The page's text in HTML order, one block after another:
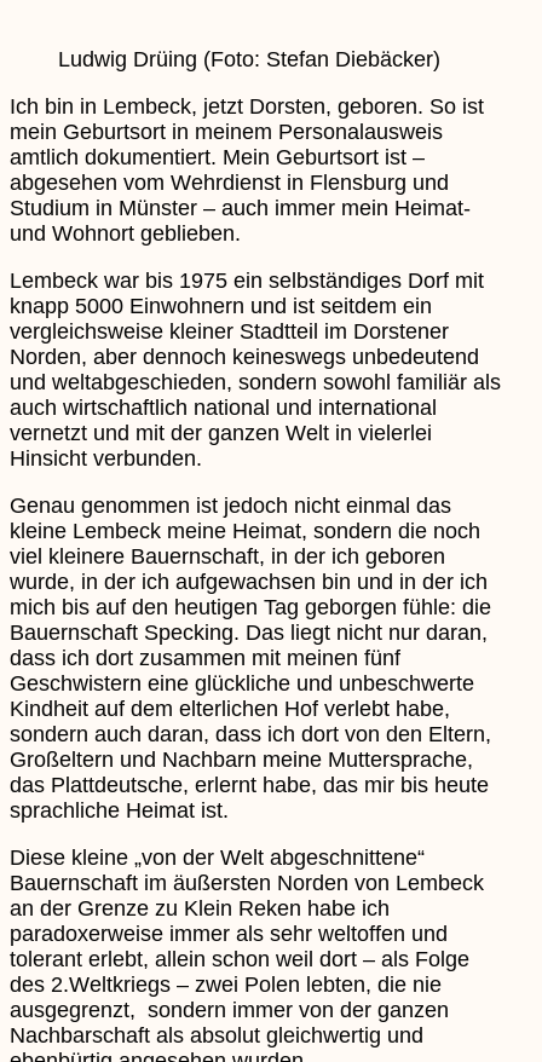
Ludwig Drüing (Foto: Stefan Diebäcker)
Ich bin in Lembeck, jetzt Dorsten, geboren. So ist
mein Geburtsort in meinem Personalausweis
amtlich dokumentiert. Mein Geburtsort ist –
abgesehen vom Wehrdienst in Flensburg und
Studium in Münster – auch immer mein Heimat-
und Wohnort geblieben.
Lembeck war bis 1975 ein selbständiges Dorf mit
knapp 5000 Einwohnern und ist seitdem ein
vergleichsweise kleiner Stadtteil im Dorstener
Norden, aber dennoch keineswegs unbedeutend
und weltabgeschieden, sondern sowohl familiär als
auch wirtschaftlich national und international
vernetzt und mit der ganzen Welt in vielerlei
Hinsicht verbunden.
Genau genommen ist jedoch nicht einmal das
kleine Lembeck meine Heimat, sondern die noch
viel kleinere Bauernschaft, in der ich geboren
wurde, in der ich aufgewachsen bin und in der ich
mich bis auf den heutigen Tag geborgen fühle: die
Bauernschaft Specking. Das liegt nicht nur daran,
dass ich dort zusammen mit meinen fünf
Geschwistern eine glückliche und unbeschwerte
Kindheit auf dem elterlichen Hof verlebt habe,
sondern auch daran, dass ich dort von den Eltern,
Großeltern und Nachbarn meine Muttersprache,
das Plattdeutsche, erlernt habe, das mir bis heute
sprachliche Heimat ist.
Diese kleine „von der Welt abgeschnittene“
Bauernschaft im äußersten Norden von Lembeck
an der Grenze zu Klein Reken habe ich
paradoxerweise immer als sehr weltoffen und
tolerant erlebt, allein schon weil dort – als Folge
des 2.Weltkriegs – zwei Polen lebten, die nie
ausgegrenzt, sondern immer von der ganzen
Nachbarschaft als absolut gleichwertig und